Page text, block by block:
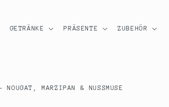
GETRÄNKE PRÄSENTE ZUBEHÖR
MARZIPAN & NUSSMUSE